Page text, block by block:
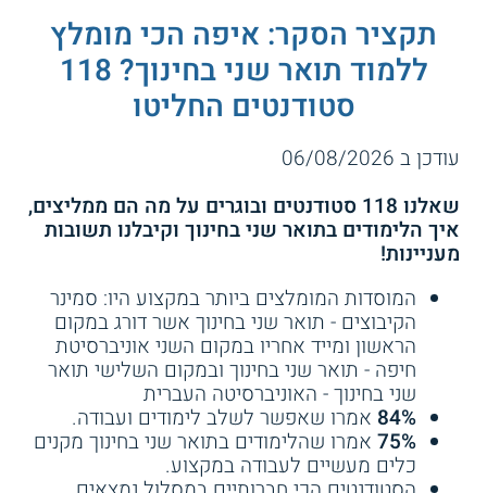
לחינוך, כגון חינוך מיוחד, מדעי הלמידה
וההוראה, התפתחות הילד, חינוך מדעי,
מנהיגות מערכות חינוך, ייעוץ חינוכי, ולקויות
למידה.
האוניברסיטה הפתוחה (פריסה
ארצית): בין המסלולים לתואר שני
באוניברסיטה הפתוחה נכללים תואר שני
בחינוך: טכנולוגיות ומערכות למידה ותואר
שני במינהל, מדיניות ומנהיגות בחינוך.
מכללת לוינסקי לחינוך (תל
אביב):סטודנטים במכללת לוינסקי יכולים
למצוא מסלולים לתואר מוסמך כגון תואר
שני בחינוך לגיל הרך, תואר שני בהוראה
ולמידה, תואר שני בחינוך מיוחד, תואר שני
בחינוך מוזיקלי ועוד.
המכללה האקדמית בית ברל (כפר
סבא):
(26)
4.3
בחינוך
שירות אישי חינם
(20)
תואר שני בחינוך - אוניברסיטת
בר אילן
(3)
3.7
תל חי - תואר שני בחינוך
שירות אישי חינם
(11)
3.6
לוינסקי - תואר שני בחינוך
שירות אישי חינם
תקציר הסקר: איפה הכי מומלץ
ללמוד תואר שני בחינוך? 118
סטודנטים החליטו
עודכן ב 06/08/2026
שאלנו 118 סטודנטים ובוגרים על מה הם ממליצים,
איך הלימודים בתואר שני בחינוך וקיבלנו תשובות
מעניינות!
המוסדות המומלצים ביותר במקצוע היו: סמינר
הקיבוצים - תואר שני בחינוך אשר דורג במקום
הראשון ומייד אחריו במקום השני אוניברסיטת
חיפה - תואר שני בחינוך ובמקום השלישי תואר
שני בחינוך - האוניברסיטה העברית
84% אמרו שאפשר לשלב לימודים ועבודה.
75% אמרו שהלימודים בתואר שני בחינוך מקנים
כלים מעשיים לעבודה במקצוע.